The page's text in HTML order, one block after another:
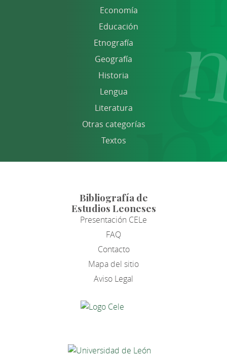
Economía
Educación
Etnografía
Geografía
Historia
Lengua
Literatura
Otras categorías
Textos
Bibliografía de
Estudios Leoneses
Presentación CELe
FAQ
Contacto
Mapa del sitio
Aviso Legal